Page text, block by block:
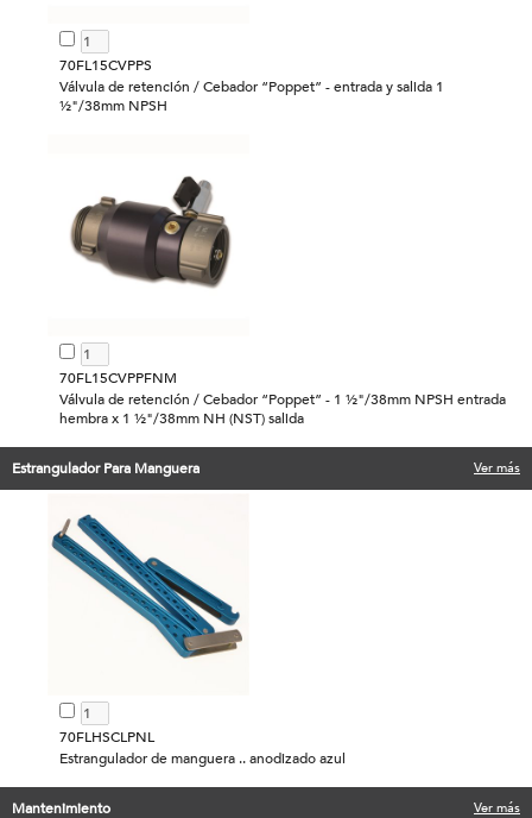
70FL15CVPPS
Válvula de retención / Cebador “Poppet” - entrada y salida 1
½"/38mm NPSH
70FL15CVPPFNM
Válvula de retención / Cebador “Poppet” - 1 ½"/38mm NPSH entrada
hembra x 1 ½"/38mm NH (NST) salida
Estrangulador Para Manguera Ver más
70FLHSCLPNL
Estrangulador de manguera .. anodizado azul
Mantenimiento Ver más